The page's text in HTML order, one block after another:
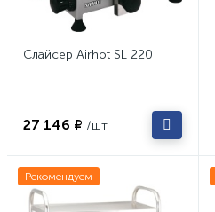
Слайсер Airhot SL 220
27 146 ₽ /шт
Рекомендуем